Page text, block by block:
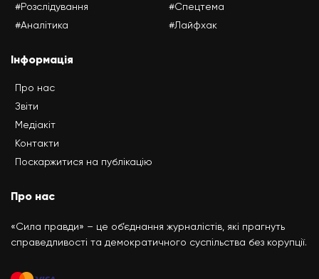
#Розслідування
#Аналітика
#Спецтема
#Лайфхак
Інформація
Про нас
Звіти
Медіакіт
Контакти
Поскаржитися на публікацію
Про нас
«Сила правди» – це об’єднання журналістів, які прагнуть
справедливості та демократичного суспільства без корупції.